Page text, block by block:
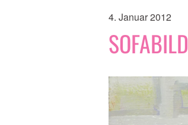
4. Januar 2012
SOFABILD